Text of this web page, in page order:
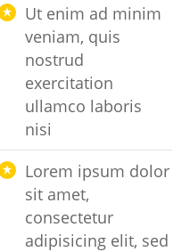
Ut enim ad minim
veniam, quis
nostrud
exercitation
ullamco laboris
nisi
Lorem ipsum dolor
sit amet,
consectetur
adipisicing elit, sed